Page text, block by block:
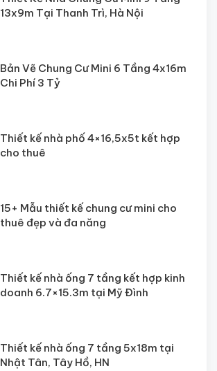
13x9m Tại Thanh Trì, Hà Nội
Bản Vẽ Chung Cư Mini 6 Tầng 4x16m
Chi Phí 3 Tỷ
Thiết kế nhà phố 4×16,5x5t kết hợp
cho thuê
15+ Mẫu thiết kế chung cư mini cho
thuê đẹp và đa năng
Thiết kế nhà ống 7 tầng kết hợp kinh
doanh 6.7×15.3m tại Mỹ Đình
Thiết kế nhà ống 7 tầng 5x18m tại
Nhật Tân, Tây Hồ, HN